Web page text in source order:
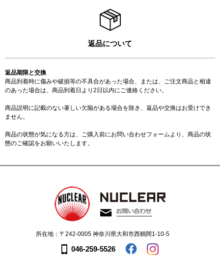
返品について
返品期限と交換
商品到着時に傷みや破損等の不具合があった場合、または、ご注文商品と相違
のあった場合は、商品到着日より2日以内にご連絡ください。
商品説明に記載のない著しい欠陥がある場合を除き、返品や交換はお受けでき
ません。
商品の状態が気になる方は、ご購入前にお問い合わせフォーム より、商品の状
態のご確認をお願いいたします。
所在地：〒242-0005 神奈川県大和市西鶴間1-10-5
046-259-5526